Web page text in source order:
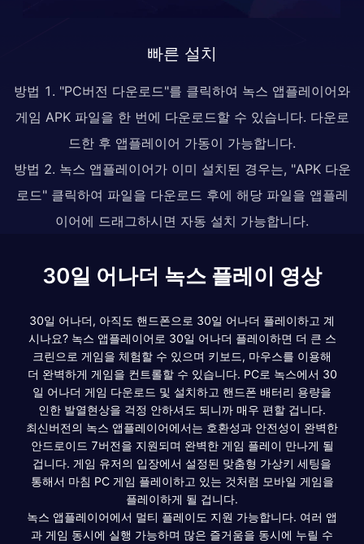
빠른 설치
방법 1. "PC버전 다운로드"를 클릭하여 녹스 앱플레이어와
게임 APK 파일을 한 번에 다운로드할 수 있습니다. 다운로
드한 후 앱플레이어 가동이 가능합니다.
방법 2. 녹스 앱플레이어가 이미 설치된 경우는, "APK 다운
로드" 클릭하여 파일을 다운로드 후에 해당 파일을 앱플레
이어에 드래그하시면 자동 설치 가능합니다.
30일 어나더 녹스 플레이 영상
30일 어나더, 아직도 핸드폰으로 30일 어나더 플레이하고 계
시나요? 녹스 앱플레이어로 30일 어나더 플레이하면 더 큰 스
크린으로 게임을 체험할 수 있으며 키보드, 마우스를 이용해
더 완벽하게 게임을 컨트롤할 수 있습니다. PC로 녹스에서 30
일 어나더 게임 다운로드 및 설치하고 핸드폰 배터리 용량을
인한 발열현상을 걱정 안하셔도 되니까 매우 편할 겁니다.
최신버전의 녹스 앱플레이어에서는 호환성과 안전성이 완벽한
안드로이드 7버전을 지원되며 완벽한 게임 플레이 만나게 될
겁니다. 게임 유저의 입장에서 설정된 맞춤형 가상키 세팅을
통해서 마침 PC 게임 플레이하고 있는 것처럼 모바일 게임을
플레이하게 될 겁니다.
녹스 앱플레이어에서 멀티 플레이도 지원 가능합니다. 여러 앱
과 게임 동시에 실행 가능하며 많은 즐거움을 동시에 누릴 수